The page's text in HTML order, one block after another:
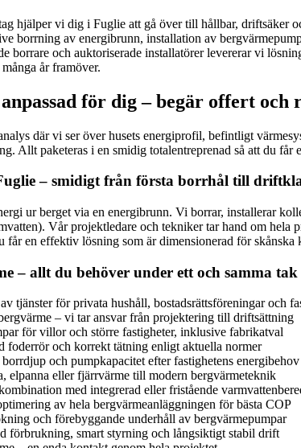
hjälper vi dig i Fuglie att gå över till hållbar, driftsäker
borrning av energibrunn, installation av
borrare och auktoriserade installatörer levererar vi
år framöver.
för dig – begär offert och
där vi ser över husets energiprofil, befintligt
Allt paketeras i en smidig totalentreprenad så att du
– smidigt från första borrhål till
ur berget via en energibrunn. Vi borrar, installerar
Vår projektledare och tekniker tar hand om
en effektiv lösning som är dimensionerad för
– allt du behöver under ett och samma tak
tjänster för privata hushåll, bostadsrättsföreningar och
– vi tar ansvar från projektering till driftsättning
för villor och större fastigheter, inklusive fabrikatval
foderrör och korrekt tätning enligt aktuella normer
och pumpkapacitet efter fastighetens energibehov
elpanna eller fjärrvärme till modern bergvärmeteknik
med integrerad eller fristående
av hela bergvärmeanläggningen för bästa COP
och förebyggande underhåll av bergvärmepumpar
förbrukning, smart styrning och långsiktigt stabil drift